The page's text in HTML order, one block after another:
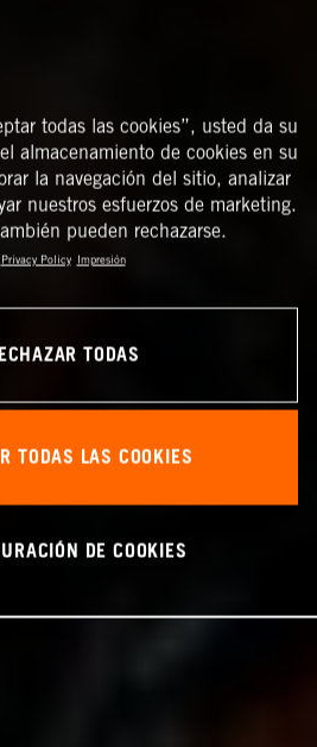
todas las cookies”, usted da su
almacenamiento de cookies en su
la navegación del sitio, analizar
nuestros esfuerzos de marketing.
pueden rechazarse.
Privacy Policy Impresión
TODAS
TODAS LAS COOKIES
DE COOKIES